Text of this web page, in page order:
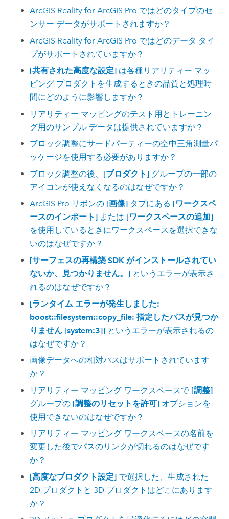
ArcGIS Reality for ArcGIS Pro ではどのタイプのセ
ンサー データがサポートされますか？
ArcGIS Reality for ArcGIS Pro ではどのデータ タイ
プがサポートされていますか？
[共有された高度な設定] は各種リアリティー マッ
ピング プロダクトを生成するときの品質と処理時
間にどのように影響しますか？
リアリティー マッピングのテスト用とトレーニン
グ用のサンプル データは提供されていますか？
ブロック調整にサードパーティーの空中三角測量パ
ッケージを使用する必要がありますか？
ブロック調整の後、 [プロダクト] グループの一部の
アイコンが使えなくなるのはなぜですか？
ArcGIS Pro リボンの [画像] タブにある [ワークスペ
ースのインポート] または [ワークスペースの追加]
を使用しているときにワークスペースを選択できな
いのはなぜですか？
[サーフェスの再構築 SDK がインストールされてい
ないか、見つかりません。] というエラーが表示さ
れるのはなぜですか？
[ランタイム エラーが発生しました:
boost::filesystem::copy_file: 指定したパスが見つか
りません [system:3]] というエラーが表示されるの
はなぜですか？
画像データへの相対パスはサポートされています
か？
リアリティー マッピング ワークスペースで [調整]
グループの [調整のリセットを許可] オプションを
使用できないのはなぜですか？
リアリティー マッピング ワークスペースの名前を
変更した後でパスのリンクが切れるのはなぜです
か？
[高度なプロダクト設定] で選択した、生成された
2D プロダクトと 3D プロダクトはどこにあります
か？